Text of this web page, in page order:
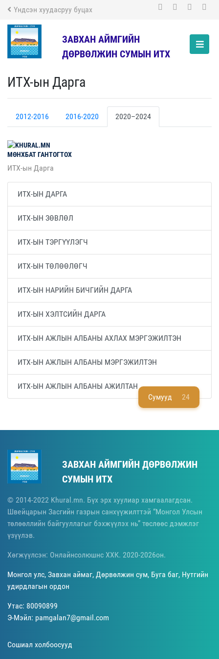
Үндсэн хуудасруу буцах
ЗАВХАН АЙМГИЙН
ДӨРВӨЛЖИН СУМЫН ИТХ
Сумууд 24
ИТХ-ын Дарга
2012-2016 2016-2020 2020–2024
МӨНХБАТГАНТОГТОХ
ИТХ-ын Дарга
ИТХ-ЫН ДАРГА
ИТХ-ЫН ЗӨВЛӨЛ
ИТХ-ЫН ТЭРГҮҮЛЭГЧ
ИТХ-ЫН ТӨЛӨӨЛӨГЧ
ИТХ-ЫН НАРИЙН БИЧГИЙН ДАРГА
ИТХ-ЫН ХЭЛТСИЙН ДАРГА
ИТХ-ЫН АЖЛЫН АЛБАНЫ АХЛАХ МЭРГЭЖИЛТЭН
ИТХ-ЫН АЖЛЫН АЛБАНЫ МЭРГЭЖИЛТЭН
ИТХ-ЫН АЖЛЫН АЛБАНЫ АЖИЛТАН
ЗАВХАН АЙМГИЙН ДӨРВӨЛЖИН
СУМЫН ИТХ
© 2014-2022 Khural.mn. Бүх эрх хуулиар хамгаалагдсан.
Швейцарын Засгийн газрын санхүүжилттэй “Монгол Улсын
төлөөллийн байгууллагыг бэхжүүлэх нь” төслөөс дэмжлэг
үзүүлэв.
Хөгжүүлсэн: Онлайнсолюшнс ХХК. 2020-2026он.
Монгол улс, Завхан аймаг, Дөрвөлжин сум, Буга баг, Нутгийн
удирдлагын ордон
Утас: 80090899
Э-Мэйл: pamgalan7@gmail.com
Сошиал холбоосууд